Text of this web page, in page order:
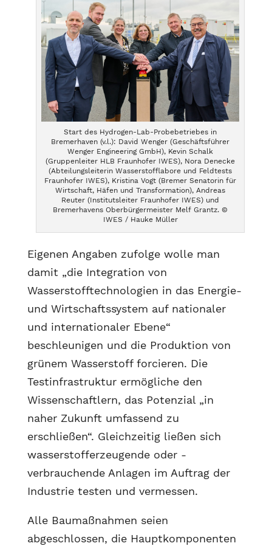
Start des Hydrogen-Lab-Probebetriebes in
Bremerhaven (v.l.): David Wenger (Geschäftsführer
Wenger Engineering GmbH), Kevin Schalk
(Gruppenleiter HLB Fraunhofer IWES), Nora Denecke
(Abteilungsleiterin Wasserstofflabore und Feldtests
Fraunhofer IWES), Kristina Vogt (Bremer Senatorin für
Wirtschaft, Häfen und Transformation), Andreas
Reuter (Institutsleiter Fraunhofer IWES) und
Bremerhavens Oberbürgermeister Melf Grantz. ©
IWES / Hauke Müller
Eigenen Angaben zufolge wolle man
damit „die Integration von
Wasserstofftechnologien in das Energie-
und Wirtschaftssystem auf nationaler
und internationaler Ebene“
beschleunigen und die Produktion von
grünem Wasserstoff forcieren. Die
Testinfrastruktur ermögliche den
Wissenschaftlern, das Potenzial „in
naher Zukunft umfassend zu
erschließen“. Gleichzeitig ließen sich
wasserstofferzeugende oder -
verbrauchende Anlagen im Auftrag der
Industrie testen und vermessen.
Alle Baumaßnahmen seien
abgeschlossen, die Hauptkomponenten